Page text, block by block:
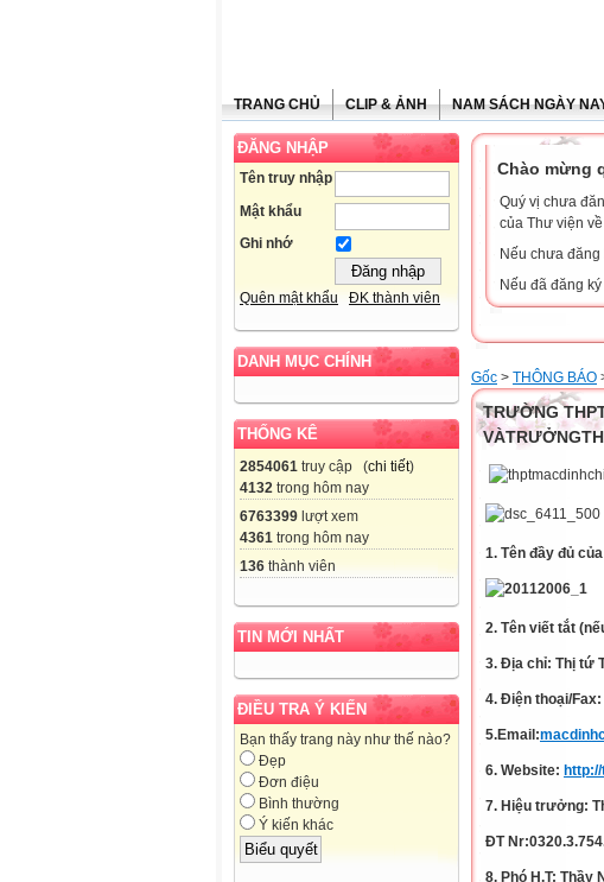
TRANG CHỦ CLIP & ẢNH NAM SÁCH NGÀY
ĐĂNG NHẬP
Tên truy nhập
Mật khẩu
Ghi nhớ
Quên mật khẩu ĐK thành viên
DANH MỤC CHÍNH
THỐNG KÊ
2854061 truy cập (chi tiết)
4132 trong hôm nay
6763399 lượt xem
4361 trong hôm nay
136 thành viên
TIN MỚI NHẤT
ĐIỀU TRA Ý KIẾN
Bạn thấy trang này như thế nào?
Đẹp
Đơn điệu
Bình thường
Ý kiến khác
Chào mừng
Quý vị chưa
của Thư viện
Nếu chưa đăng
Nếu đã đăng
Gốc > THÔNG BÁO
TRƯỜNG
1. Tên đầy đủ
2. Tên viết tắt
3. Địa chỉ: Thị tứ
4. Điện thoại/Fax:
5.Email:
6. Website:
7. Hiệu trưởng:
ĐT
8. Phó H.T: Thầy